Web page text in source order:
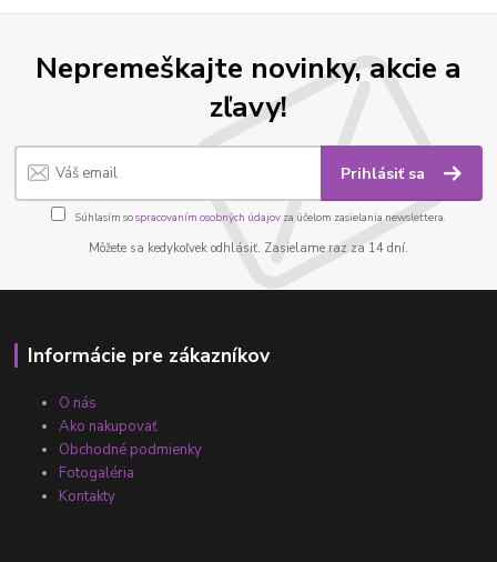
Nepremeškajte novinky, akcie a
zľavy!
Prihlásiť sa
Súhlasím sospracovaním osobných údajov za účelom zasielania newslettera.
Môžete sa kedykoľvek odhlásiť. Zasielame raz za 14 dní.
Informácie pre zákazníkov
O nás
Ako nakupovať
Obchodné podmienky
Fotogaléria
Kontakty